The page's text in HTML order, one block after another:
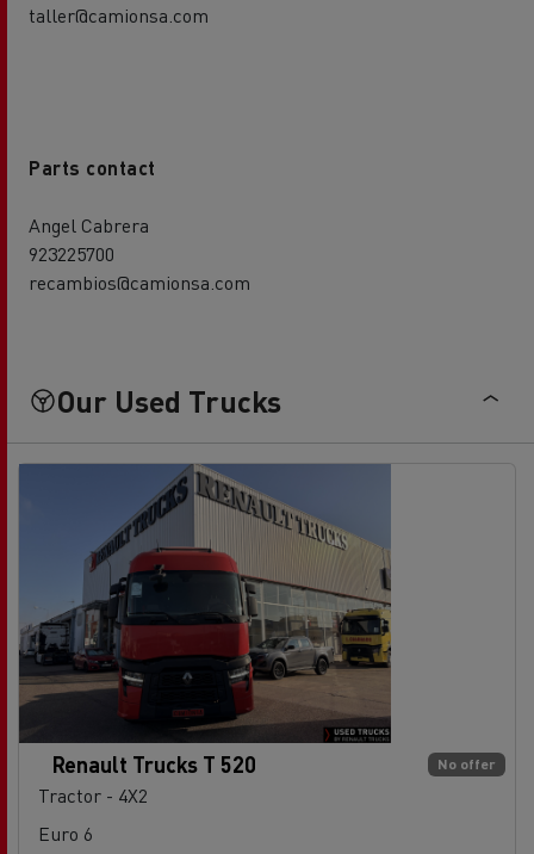
taller@camionsa.com
Parts contact
Angel Cabrera
923225700
recambios@camionsa.com
Our Used Trucks
No offer
Renault Trucks T 520
Tractor - 4X2
Euro 6